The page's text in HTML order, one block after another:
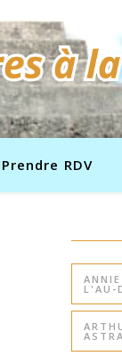
Prendre RDV
L'AU-